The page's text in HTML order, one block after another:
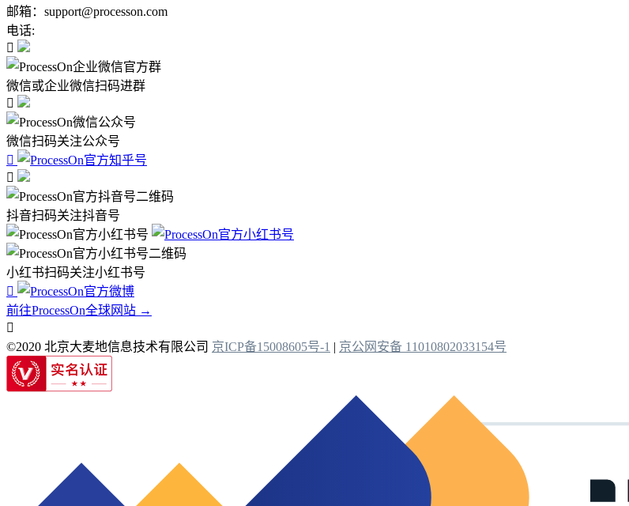
邮箱：support@processon.com
电话:

微信或企业微信扫码进群

微信扫码关注公众号


抖音扫码关注抖音号
小红书扫码关注小红书号

前往ProcessOn全球网站 →

©2020 北京大麦地信息技术有限公司 京ICP备15008605号-1 | 京公网安备 11010802033154号